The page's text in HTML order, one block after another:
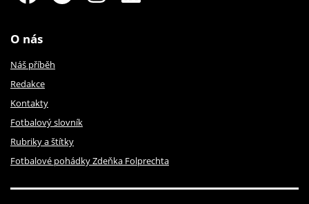
O nás
Náš příběh
Redakce
Kontakty
Fotbalový slovník
Rubriky a štítky
Fotbalové pohádky Zdeňka Folprechta